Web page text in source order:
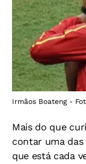
Irmãos Boateng -
Mais do que
contar uma
que está cada